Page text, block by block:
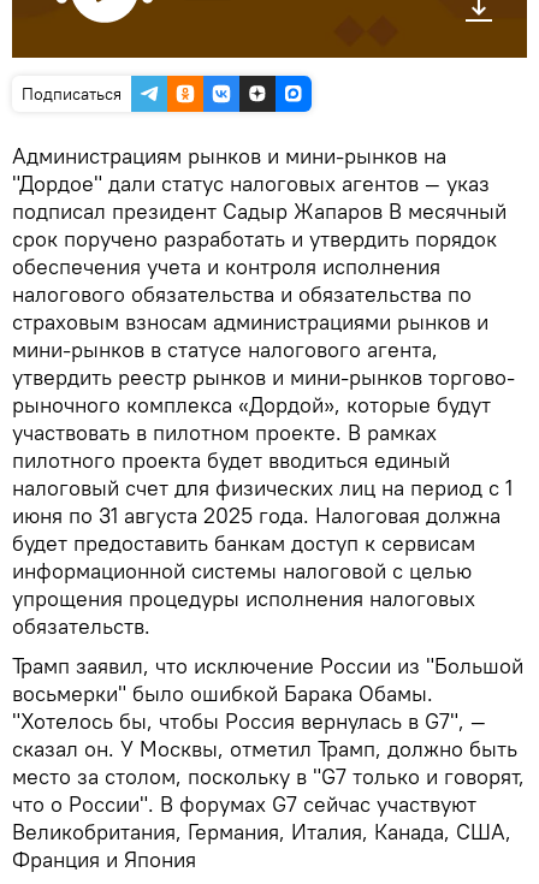
Подписаться
Администрациям рынков и мини-рынков на
"Дордое" дали статус налоговых агентов — указ
подписал президент Садыр Жапаров В месячный
срок поручено разработать и утвердить порядок
обеспечения учета и контроля исполнения
налогового обязательства и обязательства по
страховым взносам администрациями рынков и
мини-рынков в статусе налогового агента,
утвердить реестр рынков и мини-рынков торгово-
рыночного комплекса «Дордой», которые будут
участвовать в пилотном проекте. В рамках
пилотного проекта будет вводиться единый
налоговый счет для физических лиц на период с 1
июня по 31 августа 2025 года. Налоговая должна
будет предоставить банкам доступ к сервисам
информационной системы налоговой с целью
упрощения процедуры исполнения налоговых
обязательств.
Трамп заявил, что исключение России из "Большой
восьмерки" было ошибкой Барака Обамы.
"Хотелось бы, чтобы Россия вернулась в G7", —
сказал он. У Москвы, отметил Трамп, должно быть
место за столом, поскольку в "G7 только и говорят,
что о России". В форумах G7 сейчас участвуют
Великобритания, Германия, Италия, Канада, США,
Франция и Япония